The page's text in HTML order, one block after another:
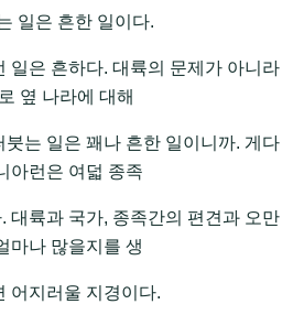
일은 흔한 일이다.
일은 흔하다. 대륙의 문제가 아니라
옆 나라에 대해
는 일은 꽤나 흔한 일이니까. 게다
아런은 여덟 종족
대륙과 국가, 종족간의 편견과 오만
마나 많을지를 생
어지러울 지경이다.